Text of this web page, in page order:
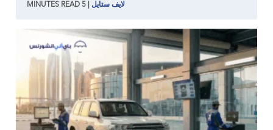
لايف ستايل 5
MINUTES READ